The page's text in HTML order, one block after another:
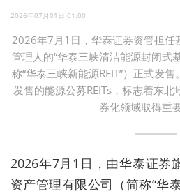
2026年07月01日 01:00
2026年7月1日，华泰证券资管担任
管理人的“华泰三峡清洁能源封闭式
称“华泰三峡新能源REIT”）正式发
发售的能源公募REITs，标志着东
券化领域取得重
2026年7月1日，由华泰证券
资产管理有限公司（简称“华